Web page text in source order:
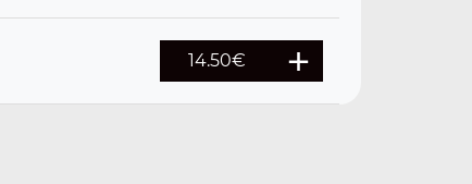
14.50€